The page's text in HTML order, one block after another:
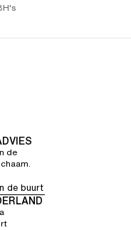
de
de buurt